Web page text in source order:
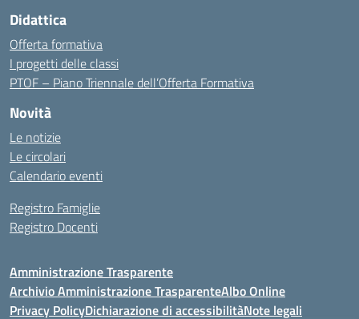
Didattica
Offerta formativa
I progetti delle classi
PTOF – Piano Triennale dell’Offerta Formativa
Novità
Le notizie
Le circolari
Calendario eventi
Registro Famiglie
Registro Docenti
Amministrazione Trasparente
Archivio Amministrazione TrasparenteAlbo Online
Privacy PolicyDichiarazione di accessibilitàNote legali